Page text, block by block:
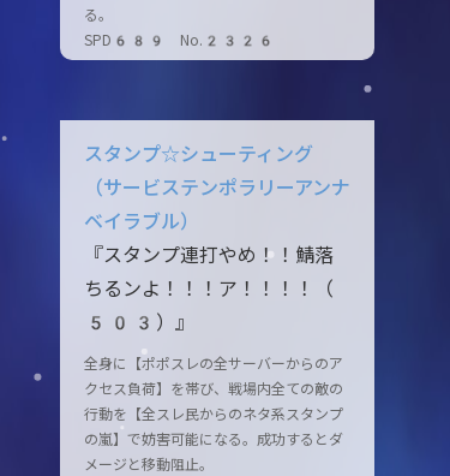
る。
SPD689 No.2326
スタンプ☆シューティング
（サービステンポラリーアンナ
ベイラブル）
『スタンプ連打やめ！！鯖落
ちるンよ！！！ア ！！！！（
503）』
全身に【ポポスレの全サーバーからのア
クセス負荷】を帯び、戦場内全ての敵の
行動を【全スレ民からのネタ系スタンプ
の嵐】で妨害可能になる。成功するとダ
メージと移動阻止。